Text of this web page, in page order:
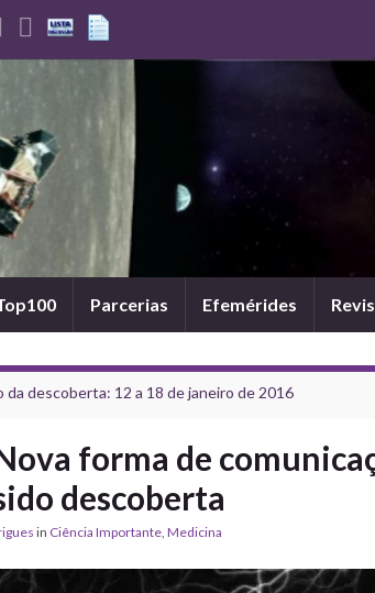
Parcerias Efemérides
da descoberta: 12 a 18 de janeiro de 2016
forma de
descoberta
in Ciência Importante, Medicina